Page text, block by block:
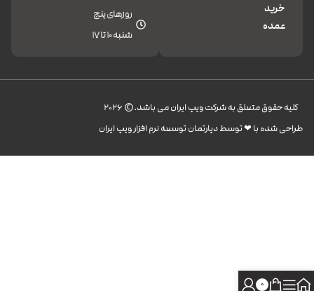
خرید
عمده
روزهای پنج
شنبه 10 تا 17
کليه حقوق متعلق به شرکت ویپ ایران می باشد.© 2026
طراحی شده با ❤︎ توسط دپارتمان توسعه نرم افزار ویپ ایران
0